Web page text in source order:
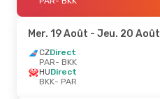
Mer. 19 Août - Jeu. 20 Août
CZDirect
PAR- BKK
HUDirect
BKK- PAR